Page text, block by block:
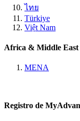
ไทย
Türkiye
Việt Nam
Africa & Middle East
MENA
Registro de